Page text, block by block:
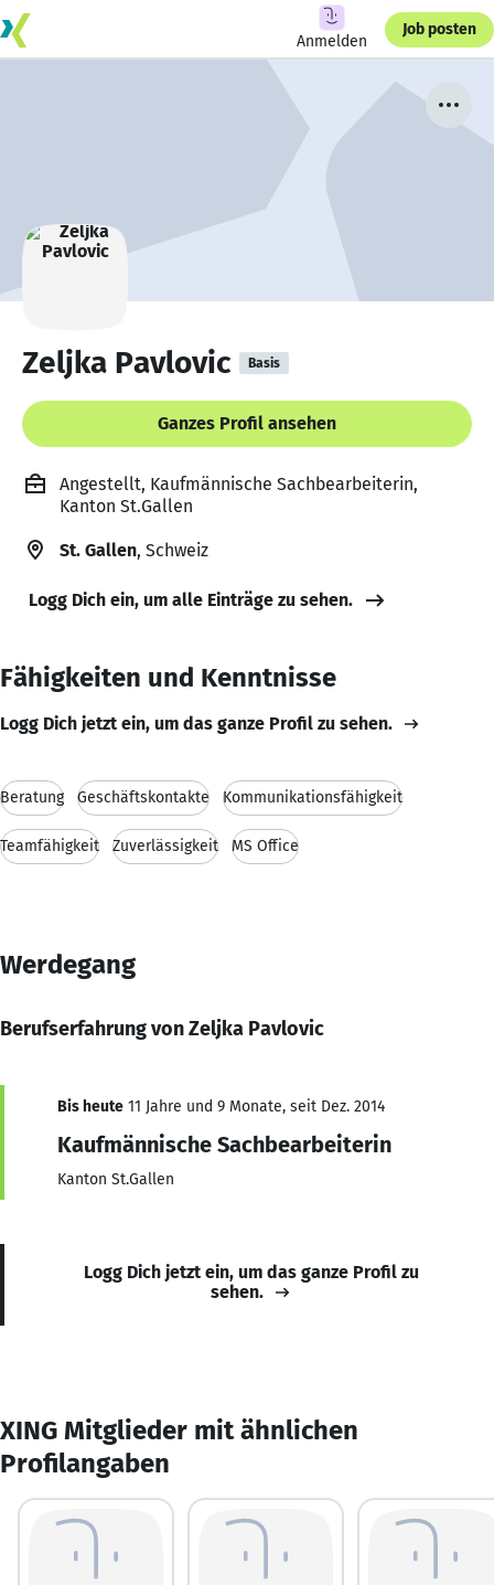
Anmelden
Job posten
Zeljka Pavlovic Basis
Ganzes Profil ansehen
Angestellt, Kaufmännische Sachbearbeiterin,
Kanton St.Gallen
St. Gallen, Schweiz
Logg Dich ein, um alle Einträge zu sehen.
Fähigkeiten und Kenntnisse
Logg Dich jetzt ein, um das ganze Profil zu sehen.
Beratung Geschäftskontakte Kommunikationsfähigkeit
Teamfähigkeit Zuverlässigkeit MS Office
Werdegang
Berufserfahrung von Zeljka Pavlovic
Bis heute 11 Jahre und 9 Monate, seit Dez. 2014
Kaufmännische Sachbearbeiterin
Kanton St.Gallen
Logg Dich jetzt ein, um das ganze Profil zu
sehen.
XING Mitglieder mit ähnlichen
Profilangaben